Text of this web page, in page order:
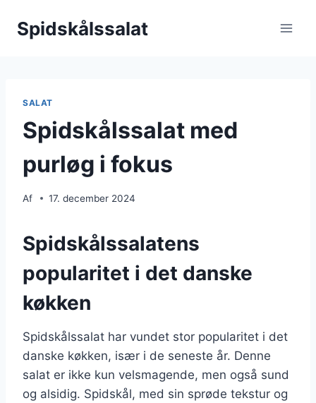
Spidskålssalat
SALAT
Spidskålssalat med
purløg i fokus
Af 17. december 2024
Spidskålssalatens
popularitet i det danske
køkken
Spidskålssalat har vundet stor popularitet i det
danske køkken, især i de seneste år. Denne
salat er ikke kun velsmagende, men også sund
og alsidig. Spidskål, med sin sprøde tekstur og